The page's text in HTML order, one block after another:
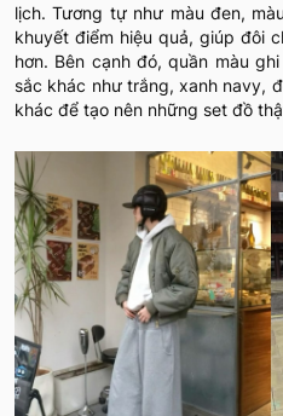
lịch. Tương tự như màu đen,
khuyết điểm hiệu quả, giúp đôi
hơn. Bên cạnh đó, quần màu
sắc khác như trắng, xanh navy,
khác để tạo nên những set đồ